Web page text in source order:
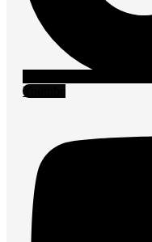
Youtube